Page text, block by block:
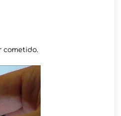
cometido.